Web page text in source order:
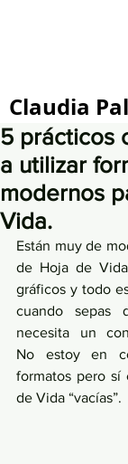
Claudia
5 prácticos
a utilizar
modernos
Vida.
Están muy de
de Hoja de
gráficos y todo
cuando sepas
necesita un
No estoy en
formatos pero sí
de Vida “vacías”.